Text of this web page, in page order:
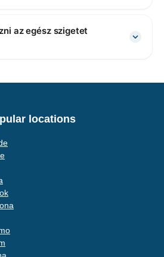
az egész szigetet
locations